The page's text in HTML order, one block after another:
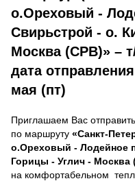
о.Ореховый -
Свирьстрой - о.
Москва (СРВ)» –
дата
мая (пт)
Приглашаем Вас
по маршруту «Санкт-
о.Ореховый - Лодейное
Горицы - Углич - Москва
на комфортабельном